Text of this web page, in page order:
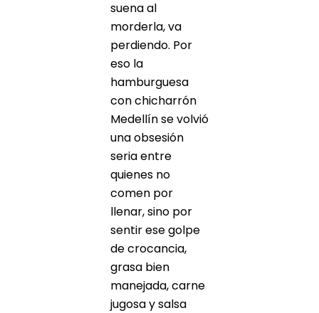
suena al
morderla, va
perdiendo. Por
eso la
hamburguesa
con chicharrón
Medellín se volvió
una obsesión
seria entre
quienes no
comen por
llenar, sino por
sentir ese golpe
de crocancia,
grasa bien
manejada, carne
jugosa y salsa